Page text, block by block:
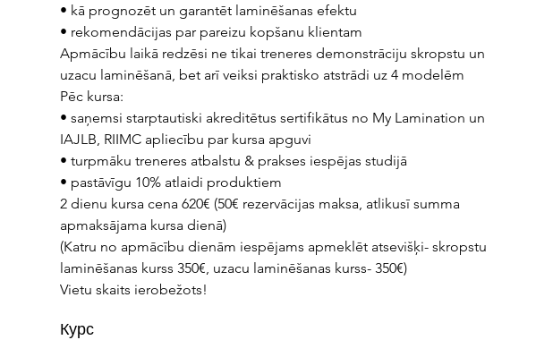
• kā prognozēt un garantēt laminēšanas efektu
• rekomendācijas par pareizu kopšanu klientam
Apmācību laikā redzēsi ne tikai treneres demonstrāciju skropstu un
uzacu laminēšanā, bet arī veiksi praktisko atstrādi uz 4 modelēm
Pēc kursa:
• saņemsi starptautiski akreditētus sertifikātus no My Lamination un
IAJLB, RIIMC apliecību par kursa apguvi
• turpmāku treneres atbalstu & prakses iespējas studijā
• pastāvīgu 10% atlaidi produktiem
2 dienu kursa cena 620€ (50€ rezervācijas maksa, atlikusī summa
apmaksājama kursa dienā)
(Katru no apmācību dienām iespējams apmeklēt atsevišķi- skropstu
laminēšanas kurss 350€, uzacu laminēšanas kurss- 350€)
Vietu skaits ierobežots!
Курс